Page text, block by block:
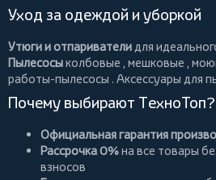
Уход за одеждой и уборкой
Утюги и отпаривателидля
Пылесосыколбовые ,мешковые ,
работы-пылесосы . Аксессуары для
Почему выбирают ТехноТоп?
Официальная гарантия
Рассрочка 0%на все товары
взносов